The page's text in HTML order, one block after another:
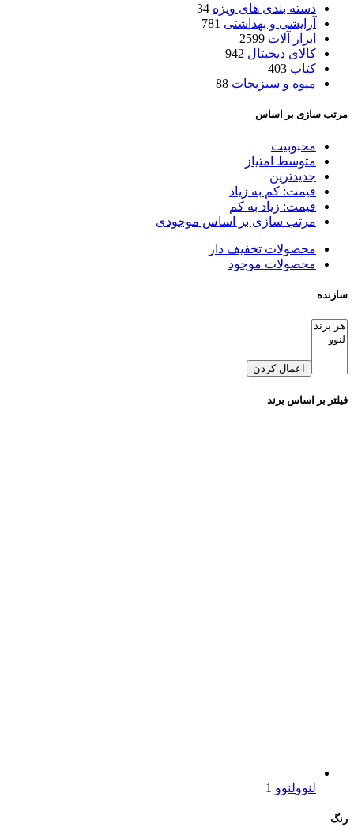
دسته بندی های ویژه 34
آرایشی و بهداشتی 781
ابزار آلات 2599
کالای دیجیتال 942
کتاب 403
میوه و سبزیجات 88
مرتب سازی بر اساس
محبوبیت
متوسط امتیاز
جدیدترین
قیمت: کم به زیاد
قیمت: زیاد به کم
مرتب سازی بر اساس موجودی
محصولات تخفیف دار
محصولات موجود
سازنده
اعمال کردن
فیلتر بر اساس برند
لنوولنوو 1
رنگ